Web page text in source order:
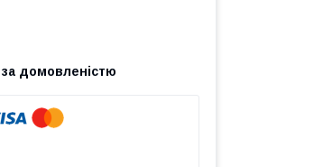
за домовленістю